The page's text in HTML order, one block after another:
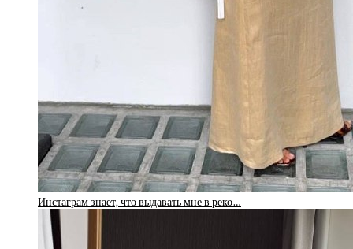
Инстаграм знает, что выдавать мне в реко…